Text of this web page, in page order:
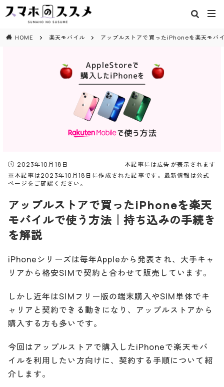
HOME 楽天モバイル アップルストアで買ったiPhoneを楽天モバ
2023年10月18日
本記事には広告が表示されます
※本記事は2023年10月18日に作成された記事です。最新情報は公式
ページをご確認ください。
アップルストアで買ったiPhoneを楽天
モバイルで使う方法｜持ち込みの手続き
を解説
iPhoneシリーズは毎年Appleから発表され、大手キャ
リアから格安SIMで契約と合わせて販売しています。
しかし近年はSIMフリー版の端末購入やSIM単体でキ
ャリアと契約できる動きになり、アップルストアから
購入する方も多いです。
今回はアップルストアで購入したiPhoneで楽天モバ
イルを利用したい方向けに、契約する手順について紹
介します。